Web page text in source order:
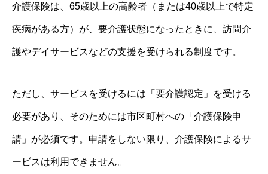
介護保険は、65歳以上の高齢者（または40歳以上で特定
疾病がある方）が、要介護状態になったときに、訪問介
護やデイサービスなどの支援を受けられる制度です。
ただし、サービスを受けるには「要介護認定」を受ける
必要があり、そのためには市区町村への「介護保険申
請」が必須です。申請をしない限り、介護保険によるサ
ービスは利用できません。